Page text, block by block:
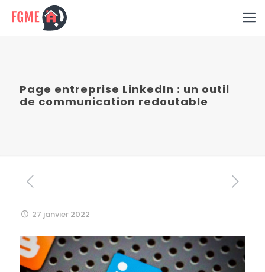
Page entreprise LinkedIn : un outil
de communication redoutable
27 janvier 2022